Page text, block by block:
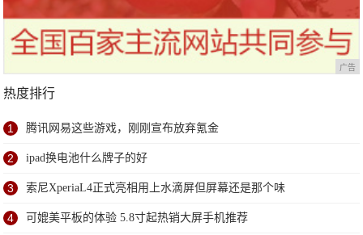
广告
热度排行
1 腾讯网易这些游戏，刚刚宣布放弃氪金
2 ipad换电池什么牌子的好
3 索尼XperiaL4正式亮相用上水滴屏但屏幕还是那个味
4 可媲美平板的体验 5.8寸起热销大屏手机推荐